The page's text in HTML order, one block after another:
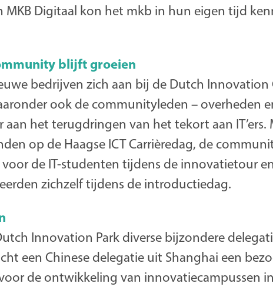
MKB Digitaal kon het mkb in hun eigen tijd
blijft groeien
bedrijven zich aan bij de Dutch
ook de communityleden – overheden
het terugdringen van het tekort aan IT’ers.
op de Haagse ICT Carrièredag, de
de IT-studenten tijdens de innovatietour en
zichzelf tijdens de introductiedag.
Innovation Park diverse bijzondere
een Chinese delegatie uit Shanghai een
de ontwikkeling van innovatiecampussen